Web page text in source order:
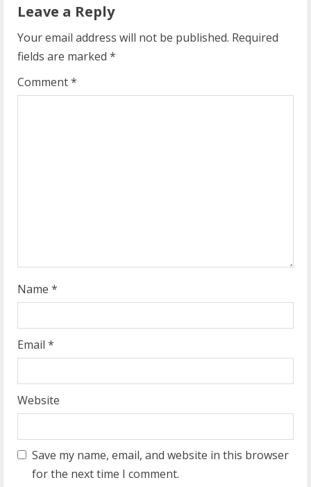
u
e
R
Leave a Reply
Your email address will not be published. Required
fields are marked *
Comment*
Name *
Email *
Website
Save my name, email, and website in this browser
for the next time I comment.